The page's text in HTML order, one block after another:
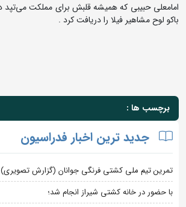
باکو لوح مشاهیر فیلا را دریافت کرد .
برچسب ها :
جدید ترین اخبار فدراسیون
تمرین تیم ملی کشتی فرنگی جوانان (گزارش تصویری)
با حضور در خانه کشتی شیراز انجام شد؛